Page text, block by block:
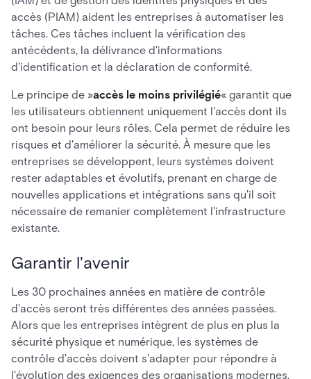
accès (PIAM) aident les entreprises à automatiser les
tâches. Ces tâches incluent la vérification des
antécédents, la délivrance d'informations
d'identification et la déclaration de conformité.
Le principe de »accès le moins privilégié« garantit que
les utilisateurs obtiennent uniquement l'accès dont ils
ont besoin pour leurs rôles. Cela permet de réduire les
risques et d'améliorer la sécurité. À mesure que les
entreprises se développent, leurs systèmes doivent
rester adaptables et évolutifs, prenant en charge de
nouvelles applications et intégrations sans qu'il soit
nécessaire de remanier complètement l'infrastructure
existante.
Garantir l'avenir
Les 30 prochaines années en matière de contrôle
d'accès seront très différentes des années passées.
Alors que les entreprises intègrent de plus en plus la
sécurité physique et numérique, les systèmes de
contrôle d'accès doivent s'adapter pour répondre à
l'évolution des exigences des organisations modernes.